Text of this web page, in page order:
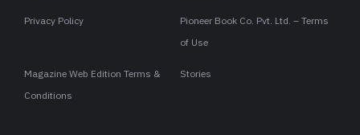
Privacy Policy
Pioneer Book Co. Pvt. Ltd. – Terms
of Use
Magazine Web Edition Terms &
Conditions
Stories